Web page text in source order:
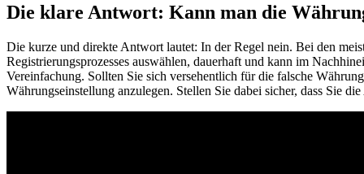
Die klare Antwort: Kann man die
Die kurze und direkte Antwort lautet: In der Regel nein. Bei den
Registrierungsprozesses auswählen, dauerhaft und kann im
Vereinfachung. Sollten Sie sich versehentlich für die falsche
Währungseinstellung anzulegen. Stellen Sie dabei sicher, dass Sie